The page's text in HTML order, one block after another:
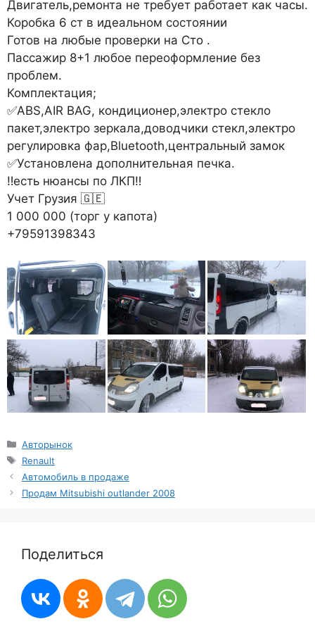
Двигатель,ремонта не требует работает как часы.
Коробка 6 ст в идеальном состоянии
Готов на любые проверки на Сто .
Пассажир 8+1 любое переоформление без
проблем.
Комплектация;
✅ABS,AIR BAG, кондиционер,электро стекло
пакет,электро зеркала,доводчики стекл,электро
регулировка фар,Bluetooth,центральный замок
✅Установлена дополнительная печка.
‼есть нюансы по ЛКП‼
Учет Грузия 🇬🇪
1 000 000 (торг у капота)
+79591398343
Рубрики
Авторынок
Метки
Renault
Автомобиль в продаже
Продам Mitsubishi outlander 2008
Поделиться